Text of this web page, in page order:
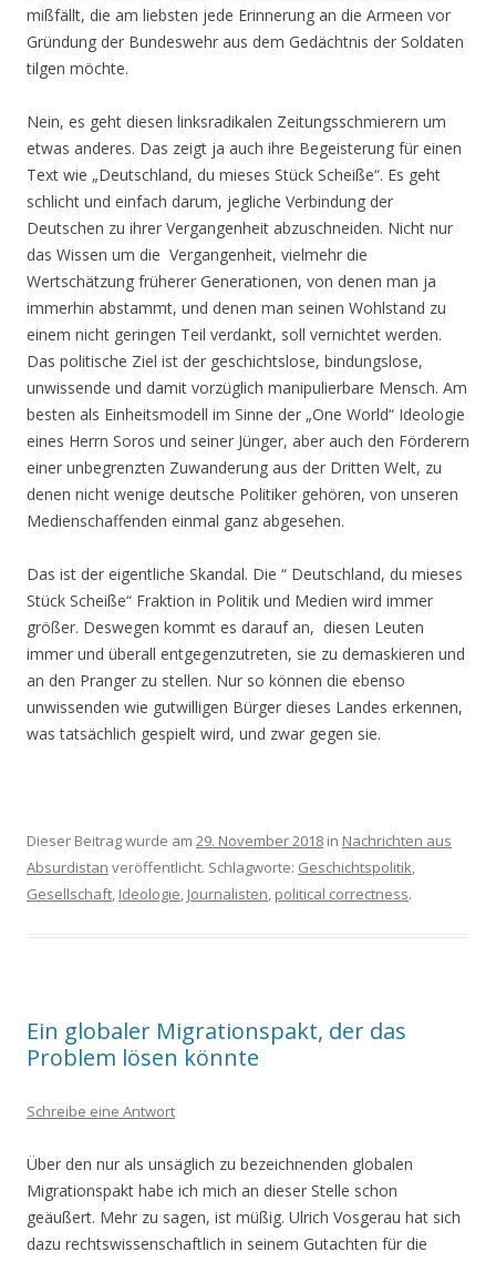
mißfällt, die am liebsten jede Erinnerung an die Armeen vor
Gründung der Bundeswehr aus dem Gedächtnis der Soldaten
tilgen möchte.
Nein, es geht diesen linksradikalen Zeitungsschmierern um
etwas anderes. Das zeigt ja auch ihre Begeisterung für einen
Text wie „Deutschland, du mieses Stück Scheiße“. Es geht
schlicht und einfach darum, jegliche Verbindung der
Deutschen zu ihrer Vergangenheit abzuschneiden. Nicht nur
das Wissen um die Vergangenheit, vielmehr die
Wertschätzung früherer Generationen, von denen man ja
immerhin abstammt, und denen man seinen Wohlstand zu
einem nicht geringen Teil verdankt, soll vernichtet werden.
Das politische Ziel ist der geschichtslose, bindungslose,
unwissende und damit vorzüglich manipulierbare Mensch. Am
besten als Einheitsmodell im Sinne der „One World“ Ideologie
eines Herrn Soros und seiner Jünger, aber auch den Förderern
einer unbegrenzten Zuwanderung aus der Dritten Welt, zu
denen nicht wenige deutsche Politiker gehören, von unseren
Medienschaffenden einmal ganz abgesehen.
Das ist der eigentliche Skandal. Die “ Deutschland, du mieses
Stück Scheiße“ Fraktion in Politik und Medien wird immer
größer. Deswegen kommt es darauf an, diesen Leuten
immer und überall entgegenzutreten, sie zu demaskieren und
an den Pranger zu stellen. Nur so können die ebenso
unwissenden wie gutwilligen Bürger dieses Landes erkennen,
was tatsächlich gespielt wird, und zwar gegen sie.
Dieser Beitrag wurde am 29. November 2018 in Nachrichten aus
Absurdistan veröffentlicht. Schlagworte: Geschichtspolitik,
Gesellschaft, Ideologie, Journalisten, political correctness.
Ein globaler Migrationspakt, der das
Problem lösen könnte
Schreibe eine Antwort
Über den nur als unsäglich zu bezeichnenden globalen
Migrationspakt habe ich mich an dieser Stelle schon
geäußert. Mehr zu sagen, ist müßig. Ulrich Vosgerau hat sich
dazu rechtswissenschaftlich in seinem Gutachten für die